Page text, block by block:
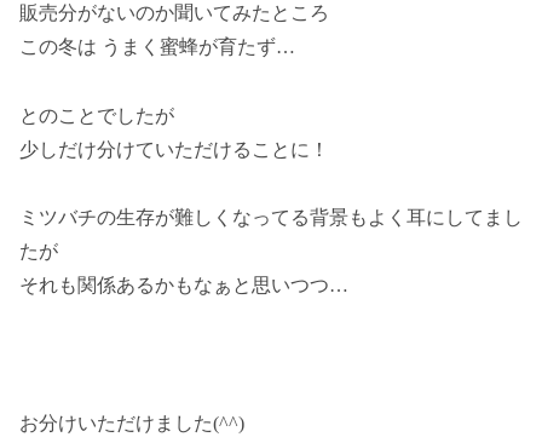
販売分がないのか聞いてみたところ
この冬は うまく蜜蜂が育たず…
とのことでしたが
少しだけ分けていただけることに！
ミツバチの生存が難しくなってる背景もよく耳にしてまし
たが
それも関係あるかもなぁと思いつつ…
お分けいただけました(^^)